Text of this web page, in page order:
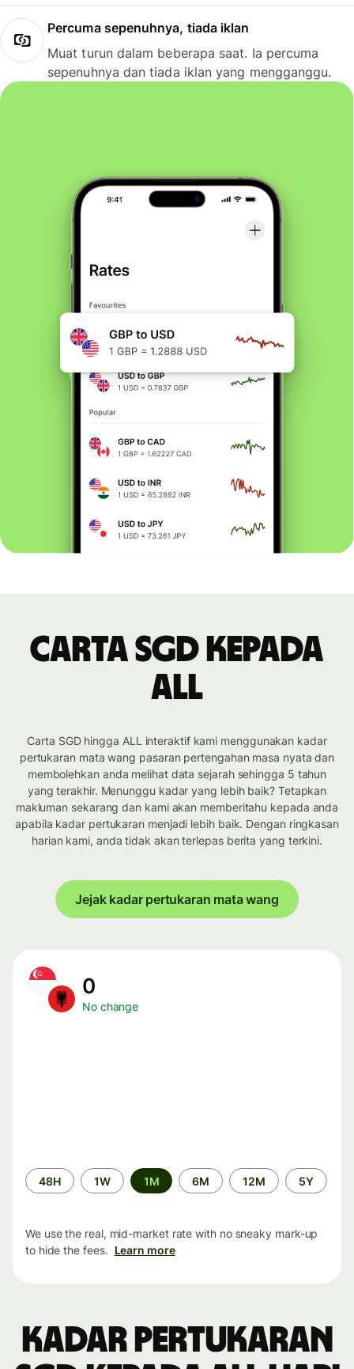
Percuma sepenuhnya, tiada iklan
Muat turun dalam beberapa saat. Ia percuma
sepenuhnya dan tiada iklan yang mengganggu.
Carta SGD kepada
ALL
Carta SGD hingga ALL interaktif kami menggunakan kadar
pertukaran mata wang pasaran pertengahan masa nyata dan
membolehkan anda melihat data sejarah sehingga 5 tahun
yang terakhir. Menunggu kadar yang lebih baik? Tetapkan
makluman sekarang dan kami akan memberitahu kepada anda
apabila kadar pertukaran menjadi lebih baik. Dengan ringkasan
harian kami, anda tidak akan terlepas berita yang terkini.
Jejak kadar pertukaran mata wang
0
No change
Time
period
48H 1W 1M 6M 12M 5Y
We use the real, mid-market rate with no sneaky mark-up
to hide the fees. Learn more
Kadar pertukaran